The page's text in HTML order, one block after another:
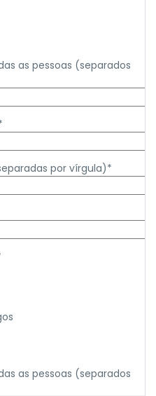
as pessoas (separados
por vírgula)*
as pessoas (separados